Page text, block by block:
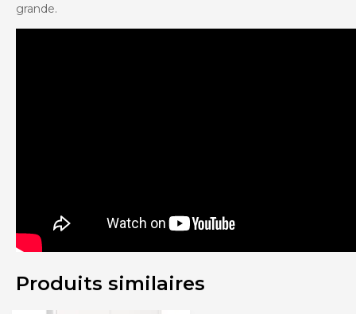
grande.
Produits similaires